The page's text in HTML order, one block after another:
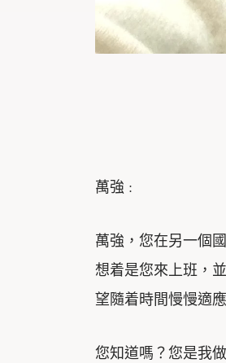
萬強 :
萬強，您在另一個
想着是您來上班，
望隨着時間慢慢適
您知道嗎？您是我